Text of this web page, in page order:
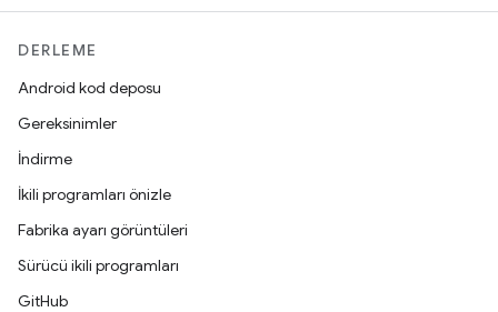
DERLEME
Android kod deposu
Gereksinimler
İndirme
İkili programları önizle
Fabrika ayarı görüntüleri
Sürücü ikili programları
GitHub